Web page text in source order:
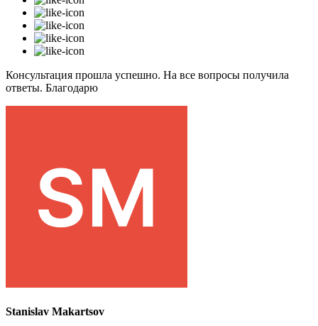
Консультация прошла успешно. На все вопросы получила
ответы. Благодарю
Stanislav Makartsov